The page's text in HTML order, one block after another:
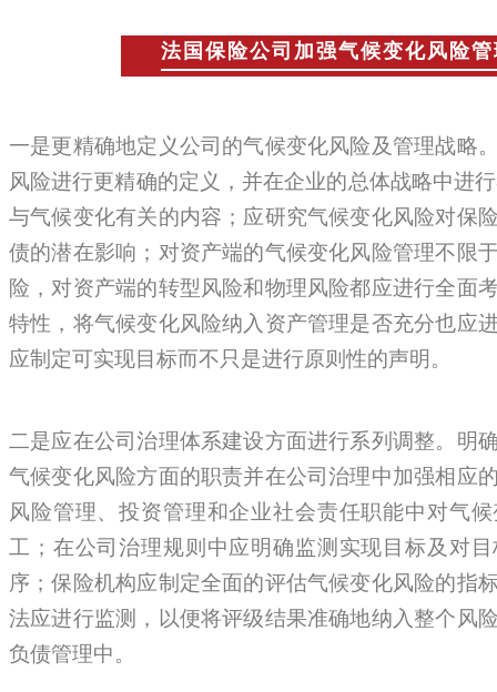
法国保险公司加强气候变化风险
一是更精确地定义公司的气候变化风险及管理战略
风险进行更精确的定义，并在企业的总体战略中进
与气候变化有关的内容；应研究气候变化风险对保
债的潜在影响；对资产端的气候变化风险管理不限
险，对资产端的转型风险和物理风险都应进行全面
特性，将气候变化风险纳入资产管理是否充分也应
应制定可实现目标而不只是进行原则性的声明。
二是应在公司治理体系建设方面进行系列调整。明
气候变化风险方面的职责并在公司治理中加强相应
风险管理、投资管理和企业社会责任职能中对气
工；在公司治理规则中应明确监测实现目标及对
序；保险机构应制定全面的评估气候变化风险的指
法应进行监测，以便将评级结果准确地纳入整个风
负债管理中。